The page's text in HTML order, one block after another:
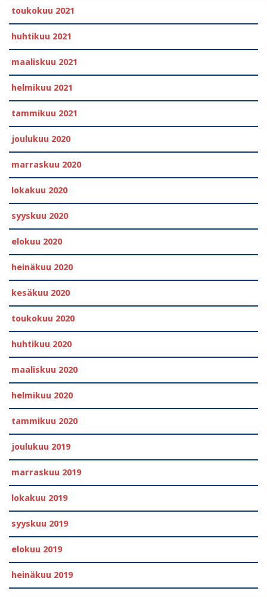
toukokuu 2021
huhtikuu 2021
maaliskuu 2021
helmikuu 2021
tammikuu 2021
joulukuu 2020
marraskuu 2020
lokakuu 2020
syyskuu 2020
elokuu 2020
heinäkuu 2020
kesäkuu 2020
toukokuu 2020
huhtikuu 2020
maaliskuu 2020
helmikuu 2020
tammikuu 2020
joulukuu 2019
marraskuu 2019
lokakuu 2019
syyskuu 2019
elokuu 2019
heinäkuu 2019